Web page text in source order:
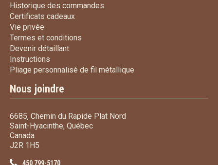
Historique des commandes
Certificats cadeauxCertificats cadeaux
Vie privée
Termes et conditions
Devenir détaillantDevenir détaillant
Instructions
Pliage personnalisé de fil métallique
Nous joindre
6685, Chemin du Rapide Plat Nord
Saint-Hyacinthe, Québec
Canada
J2R 1H5
450 799-5170